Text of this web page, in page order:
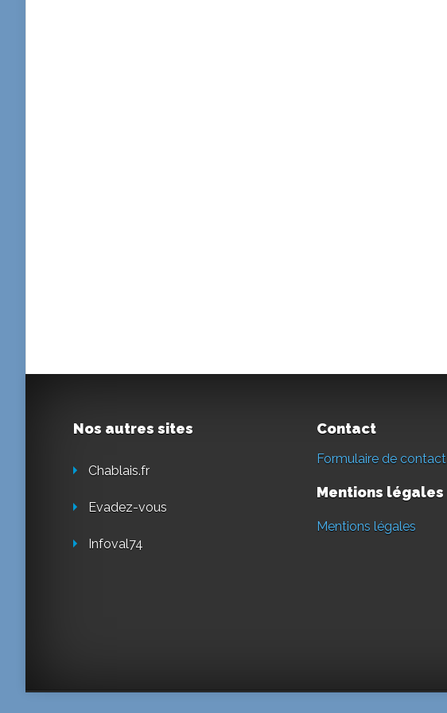
Nos autres sites
Chablais.fr
Evadez-vous
Infoval74
Contact
Formulaire de contact
Mentions légales
Mentions légales